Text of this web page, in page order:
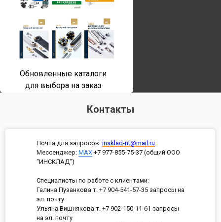
Обновленные каталоги
для выбора на заказ
Контакты
Почта для запросов: insklad-nt@mail.ru
Мессенджер: MAX +7 977-855-75-37 (общий ООО
"ИНСКЛАД")
Специалисты по работе с клиентами:
Галина Пузанкова т. +7 904-541-57-35 запросы на
эл. почту
Ульяна Вишнякова т. +7 902-150-11-61 запросы
на эл. почту